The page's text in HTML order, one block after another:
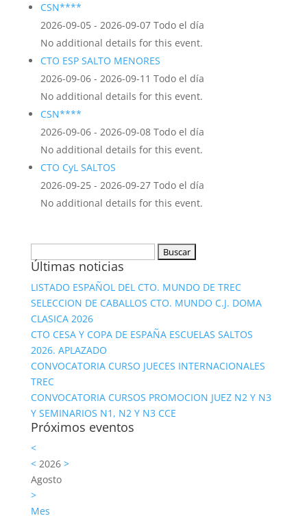
CSN****
2026-09-05 - 2026-09-07 Todo el día
No additional details for this event.
CTO ESP SALTO MENORES
2026-09-06 - 2026-09-11 Todo el día
No additional details for this event.
CSN****
2026-09-06 - 2026-09-08 Todo el día
No additional details for this event.
CTO CyL SALTOS
2026-09-25 - 2026-09-27 Todo el día
No additional details for this event.
Últimas noticias
LISTADO ESPAÑOL DEL CTO. MUNDO DE TREC
SELECCION DE CABALLOS CTO. MUNDO C.J. DOMA
CLASICA 2026
CTO CESA Y COPA DE ESPAÑA ESCUELAS SALTOS
2026. APLAZADO
CONVOCATORIA CURSO JUECES INTERNACIONALES
TREC
CONVOCATORIA CURSOS PROMOCION JUEZ N2 Y N3
Y SEMINARIOS N1, N2 Y N3 CCE
Próximos eventos
<
<2026 >
Agosto
>
Mes